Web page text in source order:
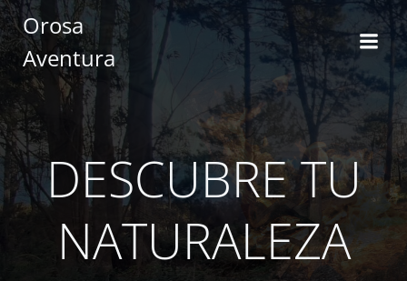
Saltar
al
contenido
Orosa
Aventura
DESCUBRE TU
NATURALEZA